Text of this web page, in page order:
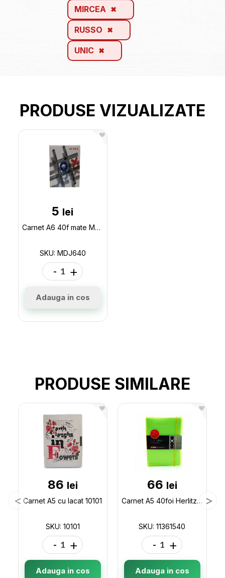
MIRCEA
RUSSO
UNIC
PRODUSE VIZUALIZATE
5 lei
Carnet A6 40f mate MEDJIS MDJ640
SKU: MDJ640
- +
Adauga in cos
PRODUSE SIMILARE
86 lei
Carnet A5 cu lacat 10101
SKU: 10101
- +
Adauga in cos
66 lei
Carnet A5 40foi Herlitz (coperta plastic/cu elastic) 11361540
SKU: 11361540
- +
Adauga in cos